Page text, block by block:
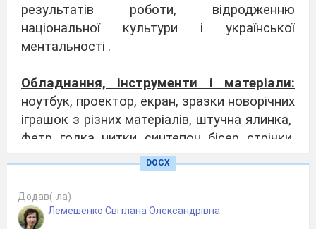
результатів роботи, відродженню
національної культури і української
ментальності .
Обладнання, інструменти і матеріали:
ноутбук, проектор, екран, зразки новорічних
іграшок з різних матеріалів, штучна ялинка,
фетр, голка, нитки, синтепон, бісер, стрічки,
клей, олівець, лінійка, папір, ножиці, таблиця
«Кольорове коло», набір фотокарток із
зображенням зимових свят, картки для
самостійної та практичної роботи.
DOCX
Додав(-ла)
Лемешенко Світлана Олександрівна